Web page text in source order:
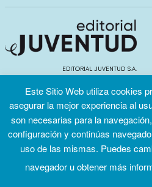
EDITORIAL JUVENTUD S.A.
info@editorialjuventud.es
Condiciones
Política de
privacidad
Política de
Este Sitio Web utiliza cookies
asegurar la mejor experiencia al
son necesarias para la
configuración y continúas
uso de las mismas. Puedes
navegador u obtener más